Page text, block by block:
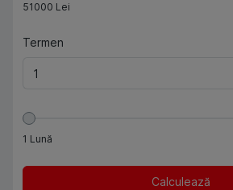
51000 Lei
Termen
1 Lună
Calculează